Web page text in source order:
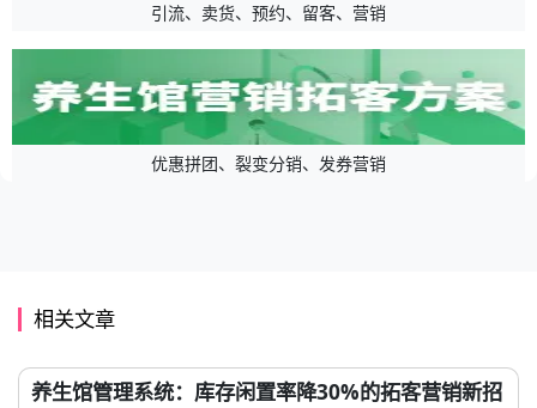
引流、卖货、预约、留客、营销
优惠拼团、裂变分销、发券营销
相关文章
养生馆管理系统：库存闲置率降30%的拓客营销新招